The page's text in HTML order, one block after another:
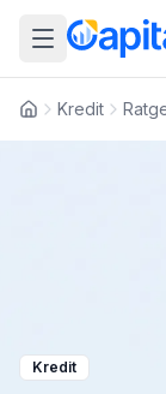
Kredit
Kredit